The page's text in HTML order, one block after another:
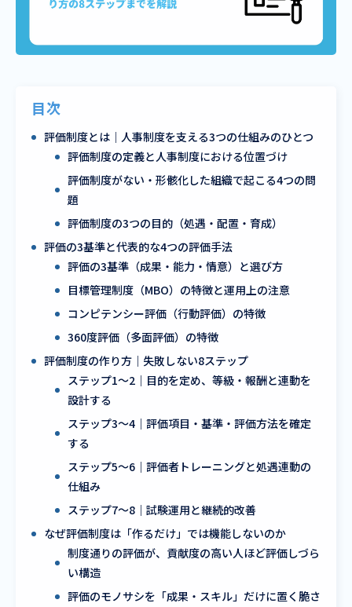
目次
評価制度とは｜人事制度を支える3つの仕組みのひとつ
評価制度の定義と人事制度における位置づけ
評価制度がない・形骸化した組織で起こる4つの問
題
評価制度の3つの目的（処遇・配置・育成）
評価の3基準と代表的な4つの評価手法
評価の3基準（成果・能力・情意）と選び方
目標管理制度（MBO）の特徴と運用上の注意
コンピテンシー評価（行動評価）の特徴
360度評価（多面評価）の特徴
評価制度の作り方｜失敗しない8ステップ
ステップ1〜2｜目的を定め、等級・報酬と連動を
設計する
ステップ3〜4｜評価項目・基準・評価方法を確定
する
ステップ5〜6｜評価者トレーニングと処遇連動の
仕組み
ステップ7〜8｜試験運用と継続的改善
なぜ評価制度は「作るだけ」では機能しないのか
制度通りの評価が、貢献度の高い人ほど評価しづら
い構造
評価のモノサシを「成果・スキル」だけに置く脆さ